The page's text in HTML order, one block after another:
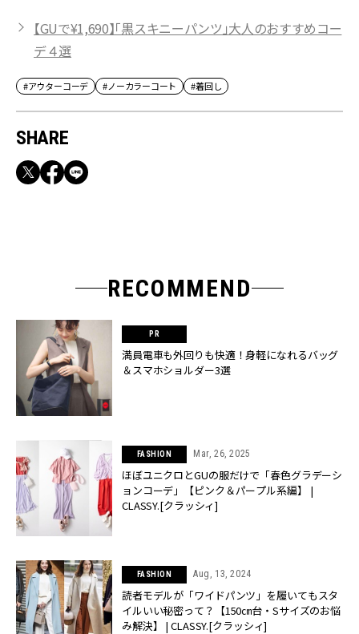
【GUで¥1,690】「黒スキニーパンツ」大人のおすすめコー
デ４選
#アウターコーデ #ノーカラーコート #着回し
SHARE
RECOMMEND
満員電車も外回りも快適！身軽になれるバッグ
＆スマホショルダー3選
FASHION Mar, 26, 2025
ほぼユニクロとGUの服だけで「春色グラデーシ
ョンコーデ」【ピンク＆パープル系編】 |
CLASSY.[クラッシィ]
FASHION Aug, 13, 2024
読者モデルが「ワイドパンツ」を履いてもスタ
イルいい秘密って？【150㎝台・Sサイズのお悩
み解決】 | CLASSY.[クラッシィ]